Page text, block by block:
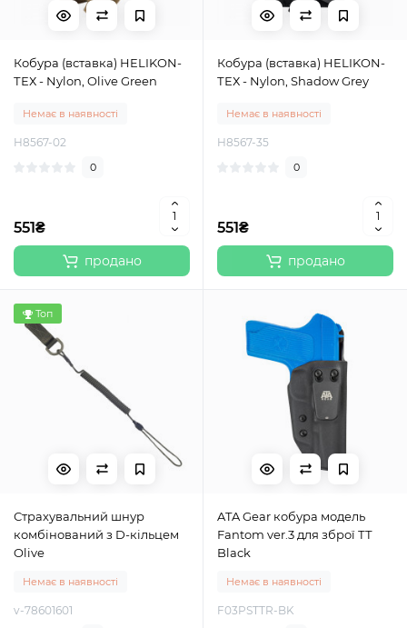
Кобура (вставка) HELIKON-
ТЕХ - Nylon, Olive Green
Немає в наявності
H8567-02
0
551₴
продано
Кобура (вставка) HELIKON-
ТЕХ - Nylon, Shadow Grey
Немає в наявності
H8567-35
0
551₴
продано
Топ
Страхувальний шнур
комбінований з D-кільцем
Olive
Немає в наявності
v-78601601
ATA Gear кобура модель
Fantom ver.3 для зброї ТТ
Black
Немає в наявності
F03PSTTR-BK